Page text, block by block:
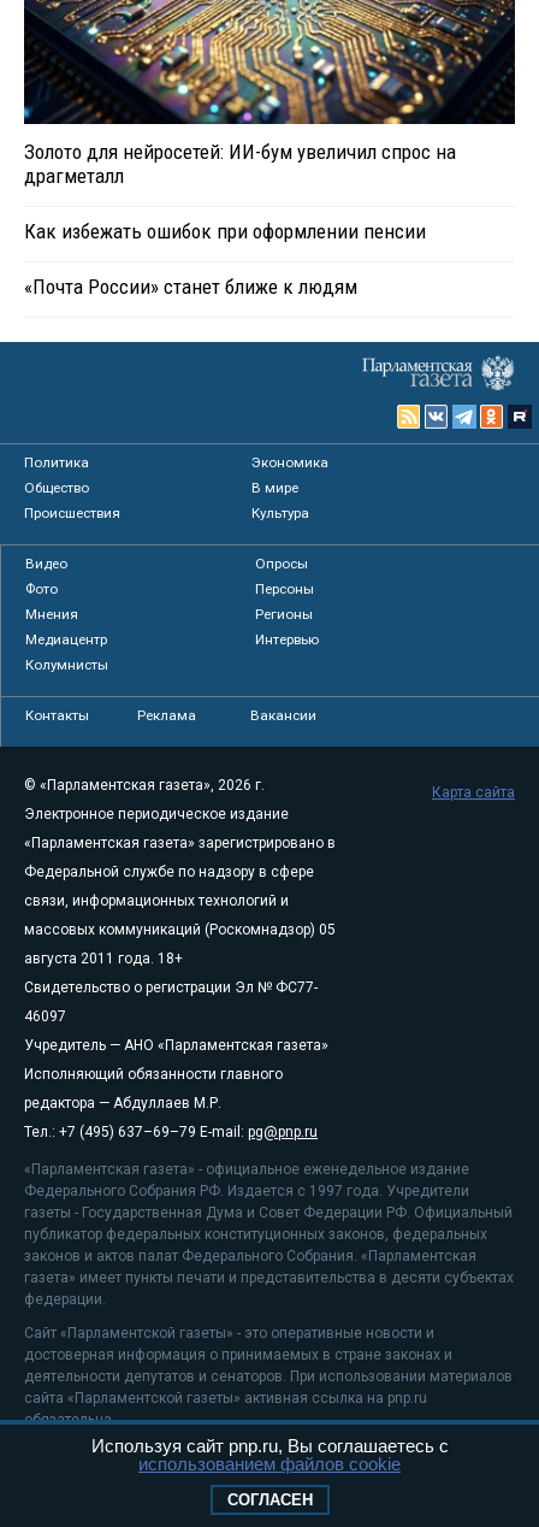
Золото для нейросетей: ИИ-бум увеличил спрос на
драгметалл
Как избежать ошибок при оформлении пенсии
«Почта России» станет ближе к людям
Политика
Экономика
Общество
В мире
Происшествия
Культура
Видео
Опросы
Фото
Персоны
Мнения
Регионы
Медиацентр
Интервью
Колумнисты
Контакты Реклама Вакансии
© «Парламентская газета», 2026 г.
Электронное периодическое издание
«Парламентская газета» зарегистрировано в
Федеральной службе по надзору в сфере
связи, информационных технологий и
массовых коммуникаций (Роскомнадзор) 05
августа 2011 года. 18+
Свидетельство о регистрации Эл № ФС77-
46097
Учредитель — АНО «Парламентская газета»
Исполняющий обязанности главного
редактора — Абдуллаев М.Р.
Тел.: +7 (495) 637–69–79 E-mail: pg@pnp.ru
«Парламентская газета» - официальное еженедельное издание
Федерального Собрания РФ. Издается с 1997 года. Учредители
газеты - Государственная Дума и Совет Федерации РФ. Официальный
публикатор федеральных конституционных законов, федеральных
законов и актов палат Федерального Собрания. «Парламентская
газета» имеет пункты печати и представительства в десяти субъектах
федерации.
Сайт «Парламентской газеты» - это оперативные новости и
достоверная информация о принимаемых в стране законах и
деятельности депутатов и сенаторов. При использовании материалов
сайта «Парламентской газеты» активная ссылка на pnp.ru
обязательна.
На информационном ресурсе применяютсярекомендательные
Положение о защите персональных данных
Карта сайта
Используя сайт pnp.ru, Вы соглашаетесь с
использованием файлов cookie
СОГЛАСЕН